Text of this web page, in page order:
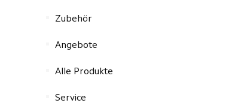
Zubehör
Angebote
Alle Produkte
Service